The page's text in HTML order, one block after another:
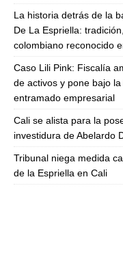
La historia detrás de la
De La Espriella:
colombiano reconocido
Caso Lili Pink: Fiscalía
de activos y pone bajo
entramado empresarial
Cali se alista para la
investidura de Abelardo
Tribunal niega medida
de la Espriella en Cali